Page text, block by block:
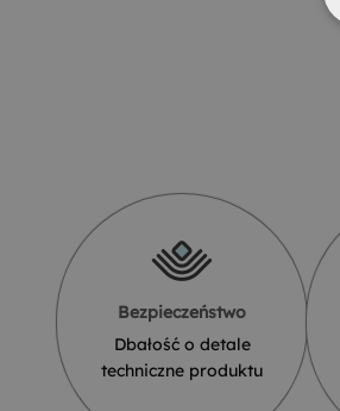
Bezpieczeństwo
Dbałość o detale
techniczne produktu